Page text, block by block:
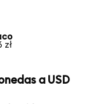
zł
a USD